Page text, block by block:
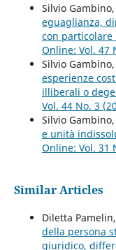
Silvio Gambino,
eguaglianza,
con
Online: Vol. 47
Silvio Gambino,
esperienze
illiberali o
Vol. 44 No. 3
Silvio Gambino,
e unità
Online: Vol. 31
Similar Articles
Diletta Pamelin,
della persona
giuridico,